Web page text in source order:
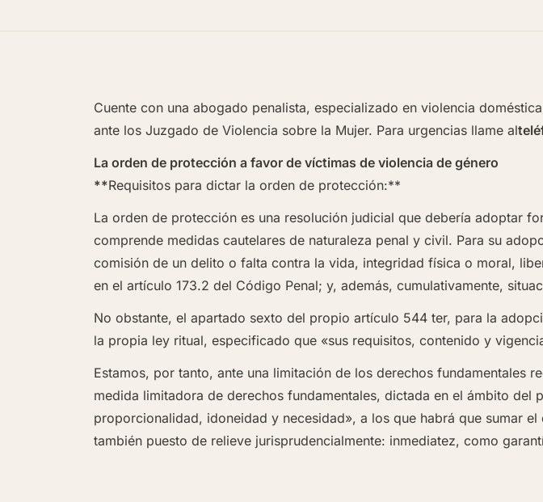
Cuente con una abogado penalista, especializado en violencia
ante los Juzgado de Violencia sobre la Mujer. Para urgencias llame al
La orden de protección a favor de víctimas de violencia de género
**Requisitos para dictar la orden de protección:**
La orden de protección es una resolución judicial que debería adoptar
comprende medidas cautelares de naturaleza penal y civil. Para su
comisión de un delito o falta contra la vida, integridad física o moral,
en el artículo 173.2 del Código Penal; y, además, cumulativamente,
No obstante, el apartado sexto del propio artículo 544 ter, para la
la propia ley ritual, especificado que «sus requisitos, contenido y
Estamos, por tanto, ante una limitación de los derechos fundamentales
medida limitadora de derechos fundamentales, dictada en el ámbito
proporcionalidad, idoneidad y necesidad», a los que habrá que sumar
también puesto de relieve jurisprudencialmente: inmediatez, como